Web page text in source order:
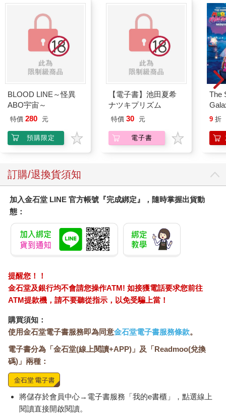
BLOOD LINE～怪異
ABO宇宙～
特價 280 元
預購限定
【電子書】池田夏希
ナツキプリズム
特價 30 元
電子書
The
9 折
訂購/退換貨須知
加入金石堂 LINE 官方帳號『完成綁定』，隨時掌握出貨動
態：
提醒您！！
金石堂及銀行均不會請您操作ATM! 如接獲電話要求您前往
ATM提款機，請不要聽從指示，以免受騙上當！
購買須知：
使用金石堂電子書服務即為同意金石堂電子書服務條款。
電子書分為「金石堂(線上閱讀+APP)」及「Readmoo(兌換
碼)」兩種：
將儲存於會員中心→電子書服務「我的e書櫃」，點選線上
閱讀直接開啟閱讀。